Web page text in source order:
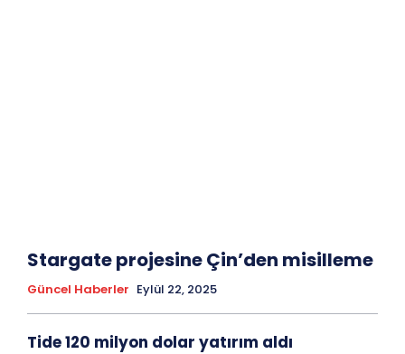
Stargate projesine Çin’den misilleme
Güncel Haberler Eylül 22, 2025
Tide 120 milyon dolar yatırım aldı